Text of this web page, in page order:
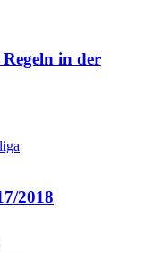
in der
2018